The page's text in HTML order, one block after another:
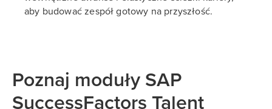
aby budować zespół gotowy na przyszłość.
Poznaj moduły SAP
SuccessFactors Talent